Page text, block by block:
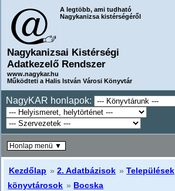
A legtöbb, ami tudható
Nagykanizsa kistérségéről
Nagykanizsai Kistérségi
Adatkezelő Rendszer
www.nagykar.hu
Működteti a Halis István Városi Könyvtár
NagyKAR honlapok:
Kezdőlap »2. Adatbázisok »
könyvtárosok » Bocska
Honlap menü ▼